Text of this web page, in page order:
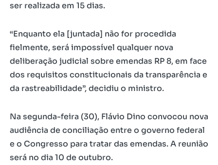
ser realizada em 15 dias.
“Enquanto ela [juntada] não for procedida
fielmente, será impossível qualquer nova
deliberação judicial sobre emendas RP 8, em face
dos requisitos constitucionais da transparência e
da rastreabilidade”, decidiu o ministro.
Na segunda-feira (30), Flávio Dino convocou nova
audiência de conciliação entre o governo federal
e o Congresso para tratar das emendas. A reunião
será no dia 10 de outubro.